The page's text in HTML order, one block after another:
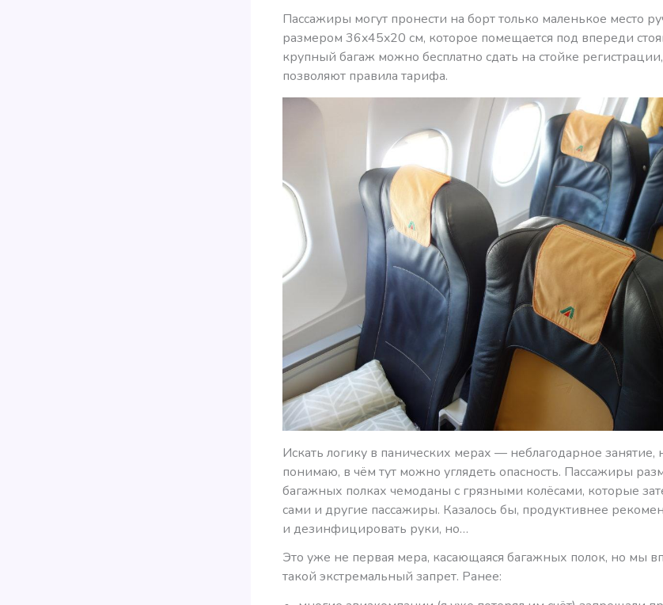
Пассажиры могут пронести на борт только маленькое место
размером 36x45x20 см, которое помещается под впереди
крупный багаж можно бесплатно сдать на стойке
позволяют правила тарифа.
Искать логику в панических мерах — неблагодарное занятие,
понимаю, в чём тут можно углядеть опасность. Пассажиры
багажных полках чемоданы с грязными колёсами, которые
сами и другие пассажиры. Казалось бы, продуктивнее
и дезинфицировать руки, но…
Это уже не первая мера, касающаяся багажных полок, но мы
такой экстремальный запрет. Ранее: